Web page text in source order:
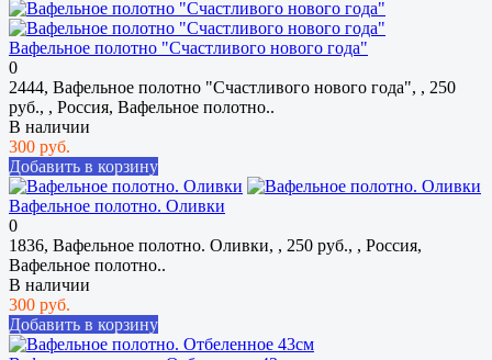
Вафельное полотно "Счастливого нового года"
0
2444, Вафельное полотно "Счастливого нового года", , 250
руб., , Россия, Вафельное полотно..
В наличии
300 руб.
Добавить в корзину
Вафельное полотно. Оливки
0
1836, Вафельное полотно. Оливки, , 250 руб., , Россия,
Вафельное полотно..
В наличии
300 руб.
Добавить в корзину